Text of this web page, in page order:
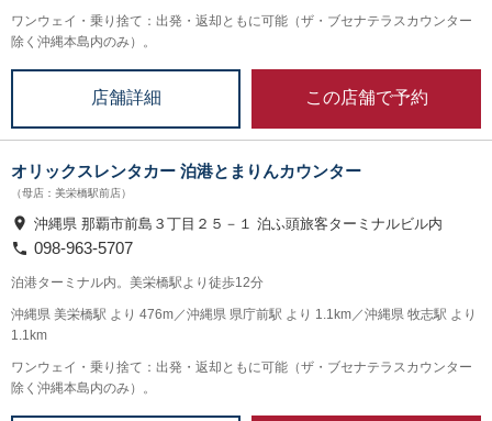
ワンウェイ・乗り捨て：出発・返却ともに可能（ザ・ブセナテラスカウンター
除く沖縄本島内のみ）。
店舗詳細 この店舗で予約
オリックスレンタカー 泊港とまりんカウンター
（母店：美栄橋駅前店）
沖縄県 那覇市前島３丁目２５－１ 泊ふ頭旅客ターミナルビル内
098-963-5707
泊港ターミナル内。美栄橋駅より徒歩12分
沖縄県 美栄橋駅 より 476m／沖縄県 県庁前駅 より 1.1km／沖縄県 牧志駅 より
1.1km
ワンウェイ・乗り捨て：出発・返却ともに可能（ザ・ブセナテラスカウンター
除く沖縄本島内のみ）。